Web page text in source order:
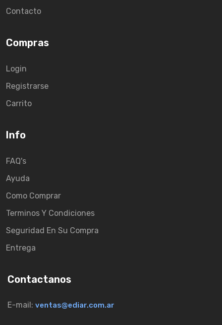
Contacto
Compras
Login
Registrarse
Carrito
Info
FAQ's
Ayuda
Como Comprar
Terminos Y Condiciones
Seguridad En Su Compra
Entrega
Contactanos
E-mail: ventas@ediar.com.ar